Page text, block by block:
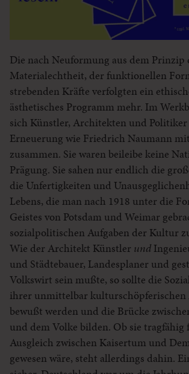
Die nach Neuformung aus dem Prinzip
Materialechtheit, der funktionellen
strebenden Kräfte verfolgten ein
ästhetisches Programm mehr. Im
sich Künstler, Architekten und
Erneuerung wie Friedrich Naumann
zusammen. Sie waren beileibe keine
Prägung. Sie sahen nur endlich die
die Unfertigkeiten und
Lebens, die man nach 1918 unter die
Geistes von Potsdam und Weimar
sozialpolitischen Aufgaben der Kultur
Wie der Architekt Künstler und
und Städtebauer, Landesplaner und
Volkswirt sein mußte, so sollte die
ihrer unmittelbar
bewußt werden und die Brücke
und dem Volke bilden. Ob sie tragfähig
Ausgleich zwischen Kaisertum und
gewesen wäre, steht allerdings dahin.